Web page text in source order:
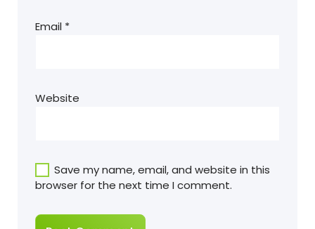
Email *
Website
Save my name, email, and website in this
browser for the next time I comment.